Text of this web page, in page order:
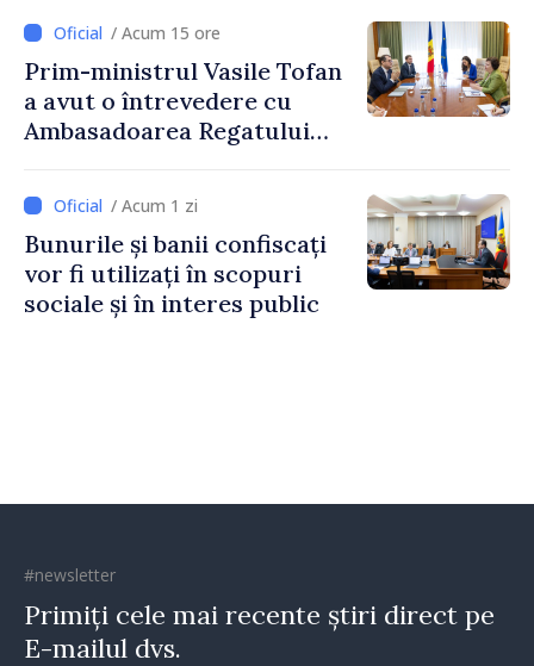
2027
/ Acum 15 ore
Prim-ministrul Vasile Tofan
a avut o întrevedere cu
Ambasadoarea Regatului
Irlandei de Nord, Fern
Horine / Acum 1 zi
Bunurile și banii confiscați
vor fi utilizați în scopuri
sociale și în interes public
#newsletter
Primiți cele mai recente știri direct pe
E-mailul dvs.